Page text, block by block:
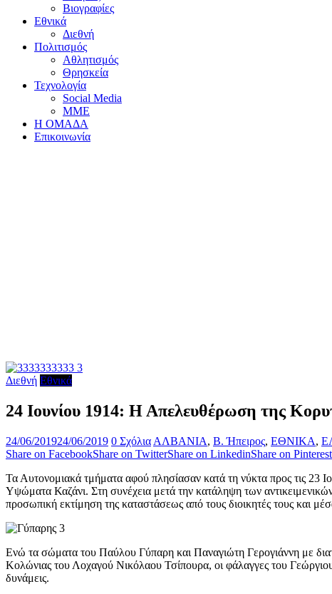
Βιογραφίες
Εθνικά
Διεθνή
Πολιτισμός
Αθλητισμός
Θρησκεία
Τεχνολογία
Social Media
ΜΜΕ
Η ΟΜΑΔΑ
Επικοινωνία
Διεθνή Εθνικά
24 Ιουνίου 1914: Η Απελευθέρωση της
24/06/201924/06/2019 0 Σχόλια ΑΛΒΑΝΙΑ, Β. Ήπειρος, ΕΘΝΙΚΑ,
Share on FacebookShare on TwitterShare on LinkedinShare on Pinterest
Τα Αυτονομιακά τμήματα αφού πλησίασαν κατά τη νύκτα προς τις 23
Υψώματα Καζάνι. Στη συνέχεια μετά την κατάληψη των
προσωπική εκτίμηση της καταστάσεως από τους διοικητές τους και
Ενώ τα σώματα του Παύλου Γύπαρη και Παναγιώτη Γερογιάννη με
Κολώνιας του Λοχαγού Νικόλαου Τσίπουρα, οι φάλαγγες του
δυνάμεις.